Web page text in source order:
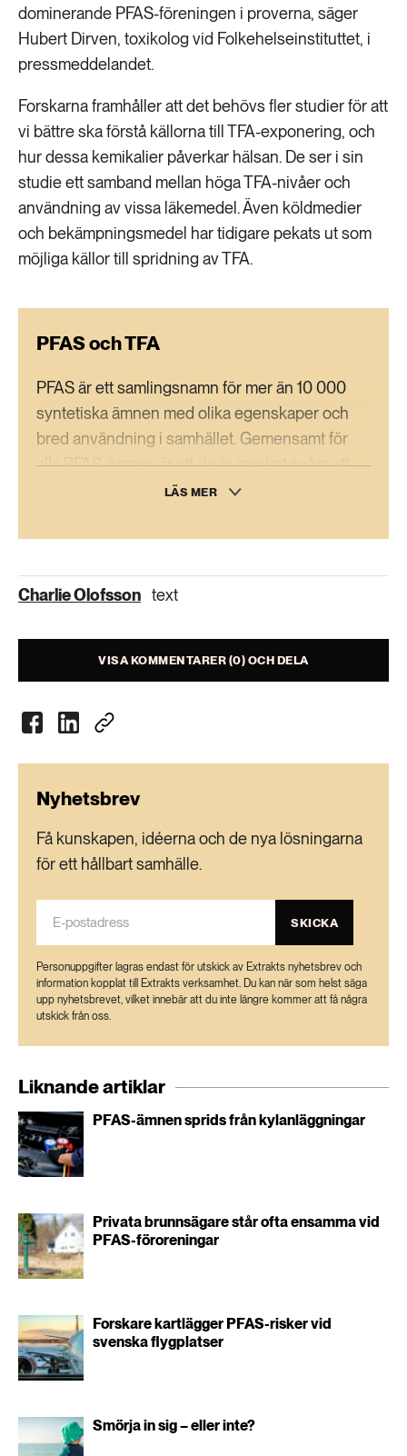
dominerande PFAS-föreningen i proverna, säger
Hubert Dirven, toxikolog vid Folkehelseinstituttet, i
pressmeddelandet.
Forskarna framhåller att det behövs fler studier för att
vi bättre ska förstå källorna till TFA-exponering, och
hur dessa kemikalier påverkar hälsan. De ser i sin
studie ett samband mellan höga TFA-nivåer och
användning av vissa läkemedel. Även köldmedier
och bekämpningsmedel har tidigare pekats ut som
möjliga källor till spridning av TFA.
PFAS och TFA
PFAS är ett samlingsnamn för mer än 10 000
syntetiska ämnen med olika egenskaper och
bred användning i samhället. Gemensamt för
alla PFAS-ämnen är att de är mycket svåra att
bryta ner, och vissa kan ha skadliga effekter
vid nedbrytning av vissa växtskyddsmedel. De
grundvatten. De är extremt långlivade och bryts
aldrig ner i naturen.
LÄS MER
Charlie Olofsson text
VISA KOMMENTARER (0) OCH DELA
Nyhetsbrev
Få kunskapen, idéerna och de nya lösningarna
för ett hållbart samhälle.
SKICKA
Personuppgifter lagras endast för utskick av Extrakts nyhetsbrev och
information kopplat till Extrakts verksamhet. Du kan när som helst säga
upp nyhetsbrevet, vilket innebär att du inte längre kommer att få några
utskick från oss.
Liknande artiklar
PFAS-ämnen sprids från kylanläggningar
Privata brunnsägare står ofta ensamma vid
PFAS-föroreningar
Forskare kartlägger PFAS-risker vid
svenska flygplatser
Smörja in sig – eller inte?